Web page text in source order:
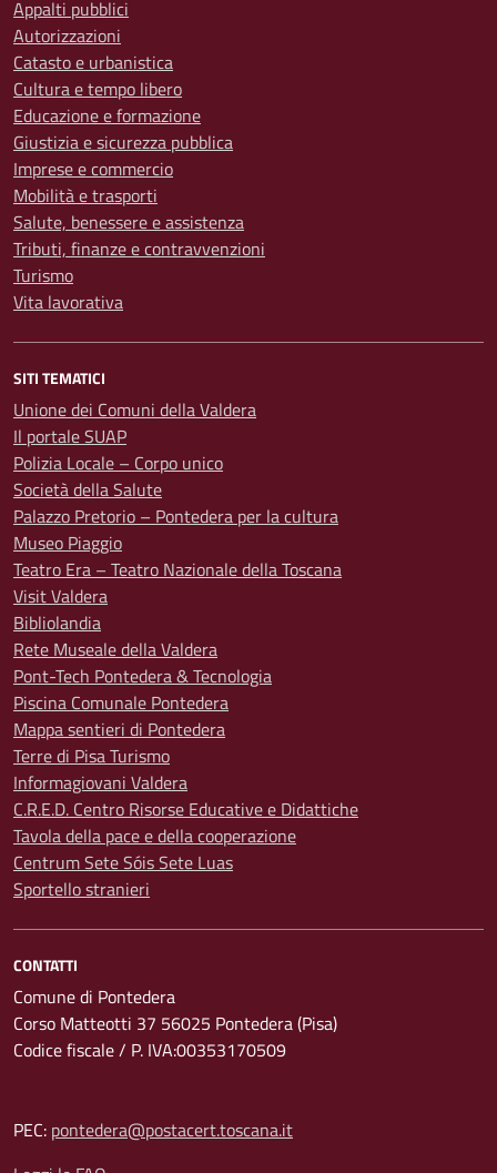
Appalti pubblici
Autorizzazioni
Catasto e urbanistica
Cultura e tempo libero
Educazione e formazione
Giustizia e sicurezza pubblica
Imprese e commercio
Mobilità e trasporti
Salute, benessere e assistenza
Tributi, finanze e contravvenzioni
Turismo
Vita lavorativa
SITI TEMATICI
Unione dei Comuni della Valdera
Il portale SUAP
Polizia Locale – Corpo unico
Società della Salute
Palazzo Pretorio – Pontedera per la cultura
Museo Piaggio
Teatro Era – Teatro Nazionale della Toscana
Visit Valdera
Bibliolandia
Rete Museale della Valdera
Pont-Tech Pontedera & Tecnologia
Piscina Comunale Pontedera
Mappa sentieri di Pontedera
Terre di Pisa Turismo
Informagiovani Valdera
C.R.E.D. Centro Risorse Educative e Didattiche
Tavola della pace e della cooperazione
Centrum Sete Sóis Sete Luas
Sportello stranieri
CONTATTI
Comune di Pontedera
Corso Matteotti 37 56025 Pontedera (Pisa)
Codice fiscale / P. IVA:00353170509
PEC: pontedera@postacert.toscana.it